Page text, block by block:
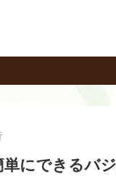
にできるバ